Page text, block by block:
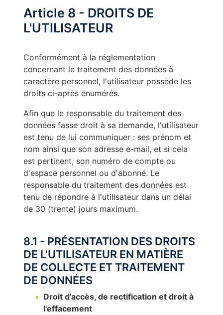
Article 8 - DROITS DE
L'UTILISATEUR
Conformément à la réglementation
concernant le traitement des données à
caractère personnel, l'utilisateur possède les
droits ci-après énumérés.
Afin que le responsable du traitement des
données fasse droit à sa demande, l'utilisateur
est tenu de lui communiquer : ses prénom et
nom ainsi que son adresse e-mail, et si cela
est pertinent, son numéro de compte ou
d'espace personnel ou d'abonné. Le
responsable du traitement des données est
tenu de répondre à l'utilisateur dans un délai
de 30 (trente) jours maximum.
8.1 - PRÉSENTATION DES DROITS
DE L'UTILISATEUR EN MATIÈRE
DE COLLECTE ET TRAITEMENT
DE DONNÉES
Droit d'accès, de rectification et droit à
l'effacement